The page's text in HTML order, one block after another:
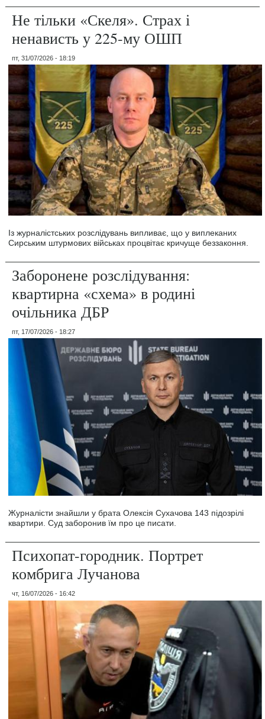
Не тільки «Скеля». Страх і
ненависть у 225-му ОШП
пт, 31/07/2026 - 18:19
Із журналістських розслідувань випливає, що у виплеканих
Сирським штурмових військах процвітає кричуще беззаконня.
Заборонене розслідування:
квартирна «схема» в родині
очільника ДБР
пт, 17/07/2026 - 18:27
Журналісти знайшли у брата Олексія Сухачова 143 підозрілі
квартири. Суд заборонив їм про це писати.
Психопат-городник. Портрет
комбрига Лучанова
чт, 16/07/2026 - 16:42